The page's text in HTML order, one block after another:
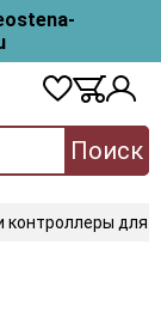
Поиск
контроллеры для